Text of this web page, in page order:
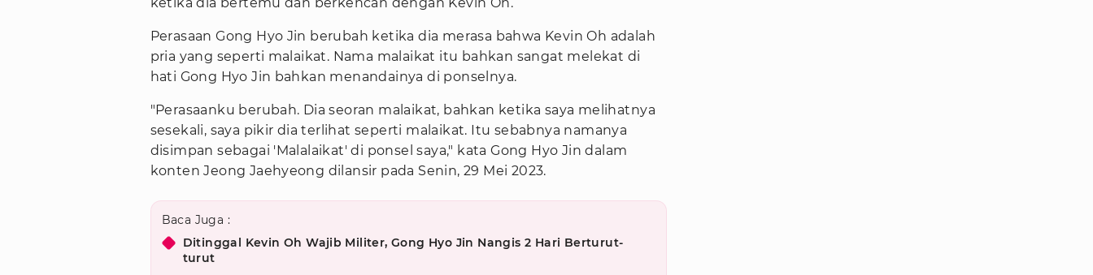
ketika dia bertemu dan berkencan dengan Kevin Oh.
Perasaan Gong Hyo Jin berubah ketika dia merasa bahwa Kevin Oh adalah
pria yang seperti malaikat. Nama malaikat itu bahkan sangat melekat di
hati Gong Hyo Jin bahkan menandainya di ponselnya.
"Perasaanku berubah. Dia seoran malaikat, bahkan ketika saya melihatnya
sesekali, saya pikir dia terlihat seperti malaikat. Itu sebabnya namanya
disimpan sebagai 'Malalaikat' di ponsel saya," kata Gong Hyo Jin dalam
konten Jeong Jaehyeong dilansir pada Senin, 29 Mei 2023.
Baca Juga :
Ditinggal Kevin Oh Wajib Militer, Gong Hyo Jin Nangis 2 Hari Berturut-
turut